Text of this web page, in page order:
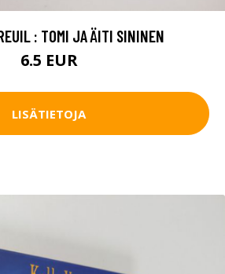
: TOMI JA ÄITI SININEN
6.5 EUR
LISÄTIETOJA